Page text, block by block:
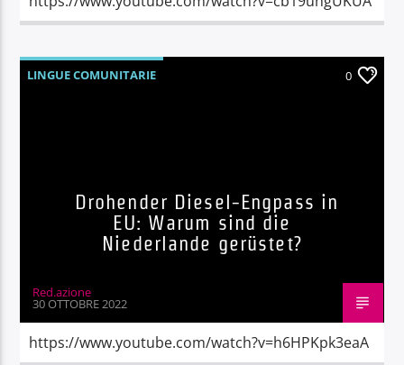
LINGUE COMUNITARIE 0
Drohender Diesel-Engpass in
EU: Warum sind die
Niederlande gerüstet?
Red.azione
30 OTTOBRE 2022
https://www.youtube.com/watch?v=h6HPKpk3eaA